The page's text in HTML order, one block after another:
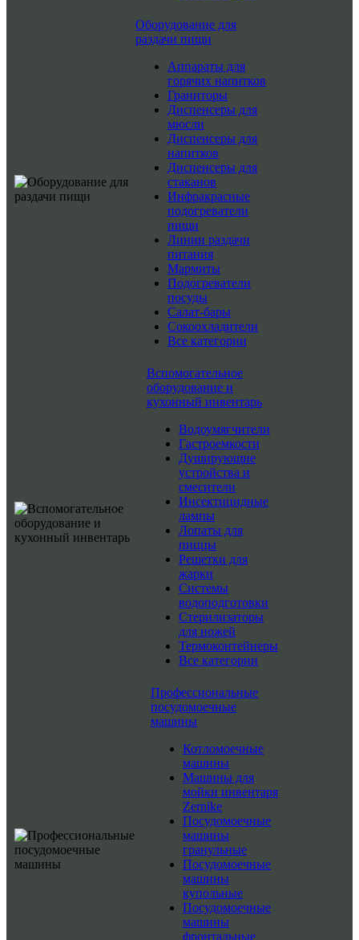
Оборудование для
раздачи пищи
Аппараты для
горячих напитков
Граниторы
Диспенсеры для
мюсли
Диспенсеры для
напитков
Диспенсеры для
стаканов
Инфракрасные
подогреватели
пищи
Линии раздачи
питания
Мармиты
Подогреватели
посуды
Салат-бары
Сокоохладители
Все категории
Вспомогательное
оборудование и
кухонный инвентарь
Водоумягчители
Гастроемкости
Душирующие
устройства и
смесители
Инсектицидные
лампы
Лопаты для
пиццы
Решетки для
жарки
Системы
водоподготовки
Стерилизаторы
для ножей
Термоконтейнеры
Все категории
Профессиональные
посудомоечные
машины
Котломоечные
машины
Машины для
мойки инвентаря
Zernike
Посудомоечные
машины
гранульные
Посудомоечные
машины
купольные
Посудомоечные
машины
фронтальные